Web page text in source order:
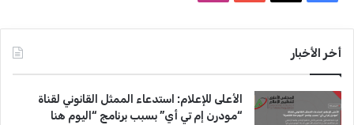
س
و
T
ق
أخر الأخبار
الأعلى للإعلام: استدعاء الممثل القانوني لقناة
“مودرن إم تي أي” بسبب برنامج “اليوم هنا